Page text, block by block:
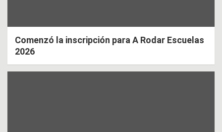
Comenzó la inscripción para A Rodar Escuelas
2026